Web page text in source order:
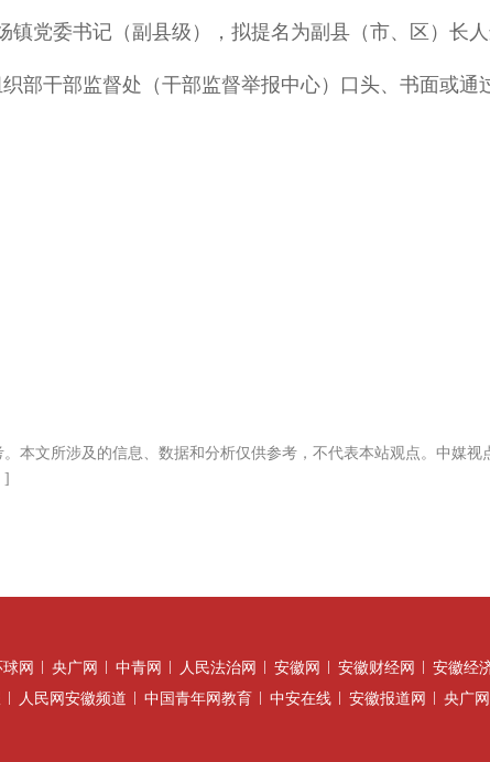
党委书记（副县级），拟提名为副县（市、区）长人
干部监督处（干部监督举报中心）口头、书面或通
文所涉及的信息、数据和分析仅供参考，不代表本站观点。中媒视
]
网 央广网 中青网 人民法治网 安徽网 安徽财经网 安徽经
人民网安徽频道 中国青年网教育 中安在线 安徽报道网 央广